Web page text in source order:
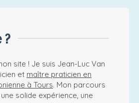
?
site ! Je suis Jean-Luc Van
et maître praticien en
à Tours. Mon parcours
solide expérience, une